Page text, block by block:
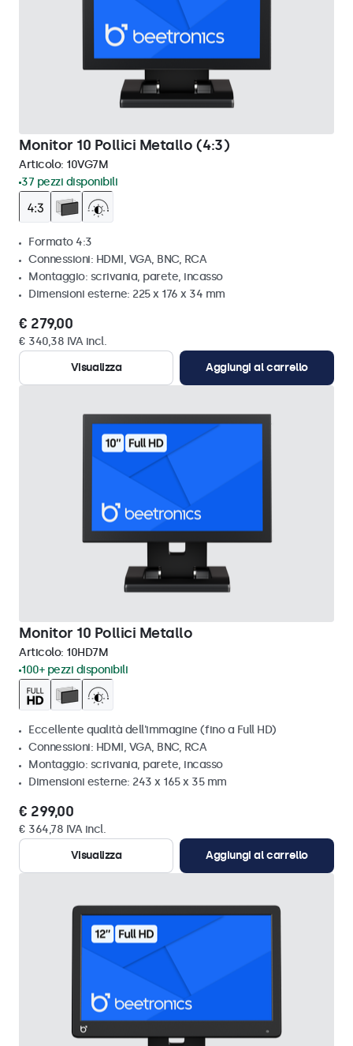
Monitor 10 Pollici Metallo (4:3)
Articolo: 10VG7M
37 pezzi disponibili
Formato 4:3
Connessioni: HDMI, VGA, BNC, RCA
Montaggio: scrivania, parete, incasso
Dimensioni esterne: 225 x 176 x 34 mm
€ 279,00
€ 340,38 IVA incl.
Visualizza
Aggiungi al carrello
Monitor 10 Pollici Metallo
Articolo: 10HD7M
100+ pezzi disponibili
Eccellente qualità dell'immagine (fino a Full HD)
Connessioni: HDMI, VGA, BNC, RCA
Montaggio: scrivania, parete, incasso
Dimensioni esterne: 243 x 165 x 35 mm
€ 299,00
€ 364,78 IVA incl.
Visualizza
Aggiungi al carrello